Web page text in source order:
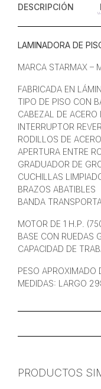
DESCRIPCIÓN
LAMINADORA DE
MARCA STARMAX –
FABRICADA EN
TIPO DE PISO CON
CABEZAL DE
INTERRUPTOR
RODILLOS DE
APERTURA ENTRE
GRADUADOR DE
CUCHILLAS
BRAZOS ABATIBLES
BANDA
MOTOR DE 1 H.P.
BASE CON RUEDAS
CAPACIDAD DE
PESO APROXIMADO
MEDIDAS: LARGO
PRODUCTOS